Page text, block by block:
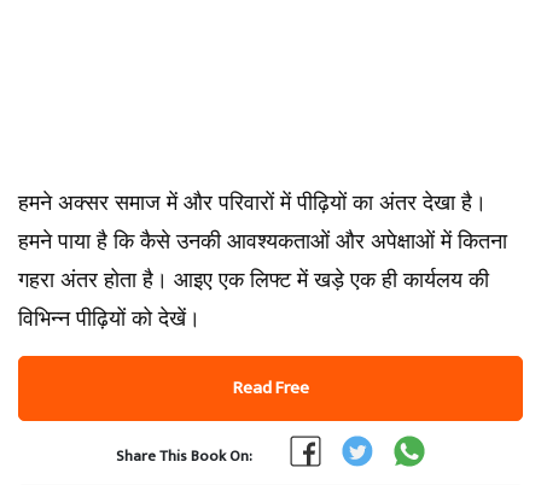
हमने अक्सर समाज में और परिवारों में पीढ़ियों का अंतर देखा है।
हमने पाया है कि कैसे उनकी आवश्यकताओं और अपेक्षाओं में कितना
गहरा अंतर होता है। आइए एक लिफ्ट में खड़े एक ही कार्यलय की
विभिन्न पीढ़ियों को देखें।
Read Free
Share This Book On: